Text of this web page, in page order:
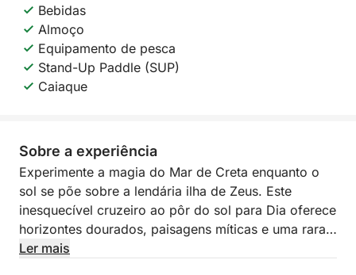
Bebidas
Almoço
Equipamento de pesca
Stand-Up Paddle (SUP)
Caiaque
Sobre a experiência
Experimente a magia do Mar de Creta enquanto o
sol se põe sobre a lendária ilha de Zeus. Este
inesquecível cruzeiro ao pôr do sol para Dia oferece
horizontes dourados, paisagens míticas e uma rara
oportunidade de se conectar com a natureza em um
Ler mais